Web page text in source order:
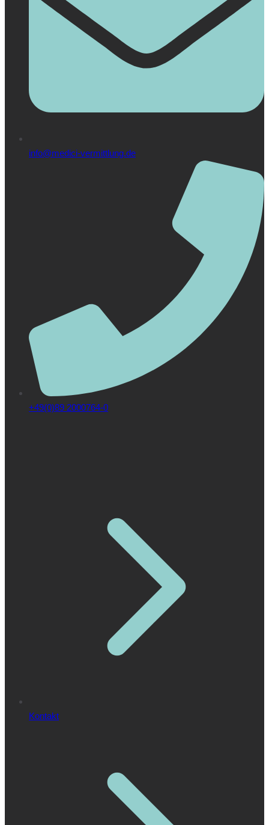
info@medici-vermittlung.de
+49(0)89 2000764-0
Kontakt